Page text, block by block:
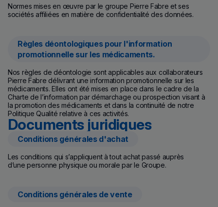
Normes mises en œuvre par le groupe Pierre Fabre et ses
sociétés affiliées en matière de confidentialité des données.
Règles déontologiques pour l'information
promotionnelle sur les médicaments.
Nos règles de déontologie sont applicables aux collaborateurs
Pierre Fabre délivrant une information promotionnelle sur les
médicaments. Elles ont été mises en place dans le cadre de la
Charte de l’information par démarchage ou prospection visant à
la promotion des médicaments et dans la continuité de notre
Politique Qualité relative à ces activités.
Documents juridiques
Conditions générales d'achat
Les conditions qui s’appliquent à tout achat passé auprès
d’une personne physique ou morale par le Groupe.
Conditions générales de vente